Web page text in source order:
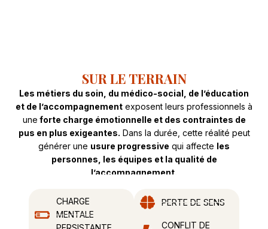
SUR LE TERRAIN
Les métiers du soin, du médico-social, de l’éducation
et de l’accompagnement exposent leurs professionnels à
une forte charge émotionnelle et des contraintes de
pus en plus exigeantes. Dans la durée, cette réalité peut
générer une usure progressive qui affecte les
personnes, les équipes et la qualité de
l’accompagnement.
CHARGE
MENTALE
PERTE DE SENS
CONFLIT DE